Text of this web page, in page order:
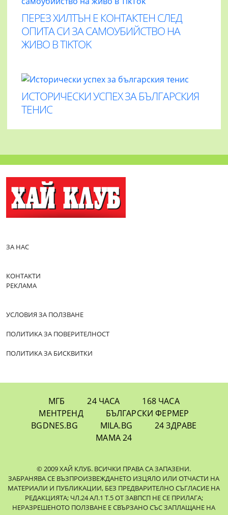
ПЕРЕЗ ХИЛТЪН Е КОНТАКТЕН СЛЕД
ОПИТА СИ ЗА САМОУБИЙСТВО НА
ЖИВО В TIKTOK
ИСТОРИЧЕСКИ УСПЕХ ЗА БЪЛГАРСКИЯ
ТЕНИС
ЗА НАС
КОНТАКТИ
РЕКЛАМА
УСЛОВИЯ ЗА ПОЛЗВАНЕ
ПОЛИТИКА ЗА ПОВЕРИТЕЛНОСТ
ПОЛИТИКА ЗА БИСКВИТКИ
МГБ 24 ЧАСА
168 ЧАСА
МЕНТРЕНД
БЪЛГАРСКИ ФЕРМЕР
BGDNES.BG
MILA.BG
24 ЗДРАВЕ
МАМА 24
© 2009 ХАЙ КЛУБ. ВСИЧКИ ПРАВА СА ЗАПАЗЕНИ.
ЗАБРАНЯВА СЕ ВЪЗПРОИЗВЕЖДАНЕТО ИЗЦЯЛО ИЛИ ОТЧАСТИ НА
МАТЕРИАЛИ И ПУБЛИКАЦИИ, БЕЗ ПРЕДВАРИТЕЛНО СЪГЛАСИЕ НА
РЕДАКЦИЯТА; ЧЛ.24 АЛ.1 Т.5 ОТ ЗАВПСП НЕ СЕ ПРИЛАГА;
НЕРАЗРЕШЕНОТО ПОЛЗВАНЕ Е СВЪРЗАНО СЪС ЗАПЛАЩАНЕ НА